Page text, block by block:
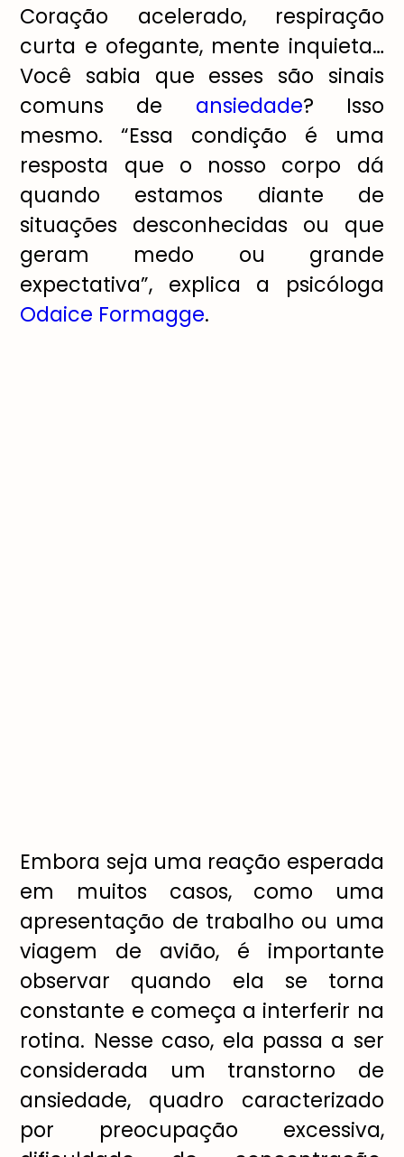
Coração acelerado, respiração
curta e ofegante, mente inquieta…
Você sabia que esses são sinais
comuns de ansiedade? Isso
mesmo. “Essa condição é uma
resposta que o nosso corpo dá
quando estamos diante de
situações desconhecidas ou que
geram medo ou grande
expectativa”, explica a psicóloga
Odaice Formagge.
Embora seja uma reação esperada
em muitos casos, como uma
apresentação de trabalho ou uma
viagem de avião, é importante
observar quando ela se torna
constante e começa a interferir na
rotina. Nesse caso, ela passa a ser
considerada um transtorno de
ansiedade, quadro caracterizado
por preocupação excessiva,